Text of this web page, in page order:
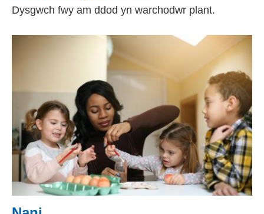
Dysgwch fwy am ddod yn warchodwr plant.